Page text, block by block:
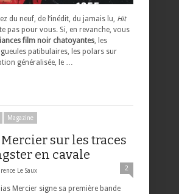
du neuf, de l’inédit, du jamais lu, Hit
pas pour vous. Si, en revanche, vous
film noir chatoyantes, les
patibulaires, les polars sur
généralisée, le …
Magazine
sur les traces
en cavale
Le Saux 2
Mercier signe sa première bande